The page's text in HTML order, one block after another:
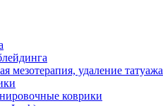
мезотерапия, удаление татуажа
коврики